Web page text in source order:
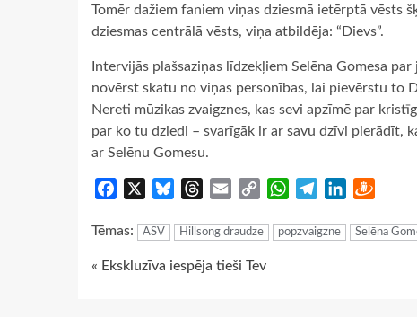
Tomēr dažiem faniem viņas dziesmā ietērptā vēsts
dziesmas centrālā vēsts, viņa atbildēja: “Dievs”.
Intervijās plašsaziņas līdzekļiem Selēna Gomesa
novērst skatu no viņas personības, lai pievērstu to
Nereti mūzikas zvaigznes, kas sevi apzīmē par
par ko tu dziedi – svarīgāk ir ar savu dzīvi pierādīt,
ar Selēnu Gomesu.
Facebook BlueskyThreads
Email
Copy
WhatsApp
TelegramLinkedIn
Tēmas: ASV Hillsong draudze popzvaigzne Selēna
Continue
« Ekskluzīva iespēja tieši Tev